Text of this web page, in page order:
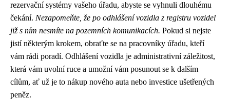
rezervační systémy vašeho úřadu, abyste se vyhnuli dlouhému
čekání. Nezapomeňte, že po odhlášení vozidla z registru vozidel
již s ním nesmíte na pozemních komunikacích. Pokud si nejste
jistí některým krokem, obraťte se na pracovníky úřadu, kteří
vám rádi poradí. Odhlášení vozidla je administrativní záležitost,
která vám uvolní ruce a umožní vám posunout se k dalším
cílům, ať už je to nákup nového auta nebo investice ušetřených
peněz.